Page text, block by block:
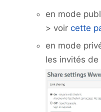
en mode
> voir cette
en mode
les invités